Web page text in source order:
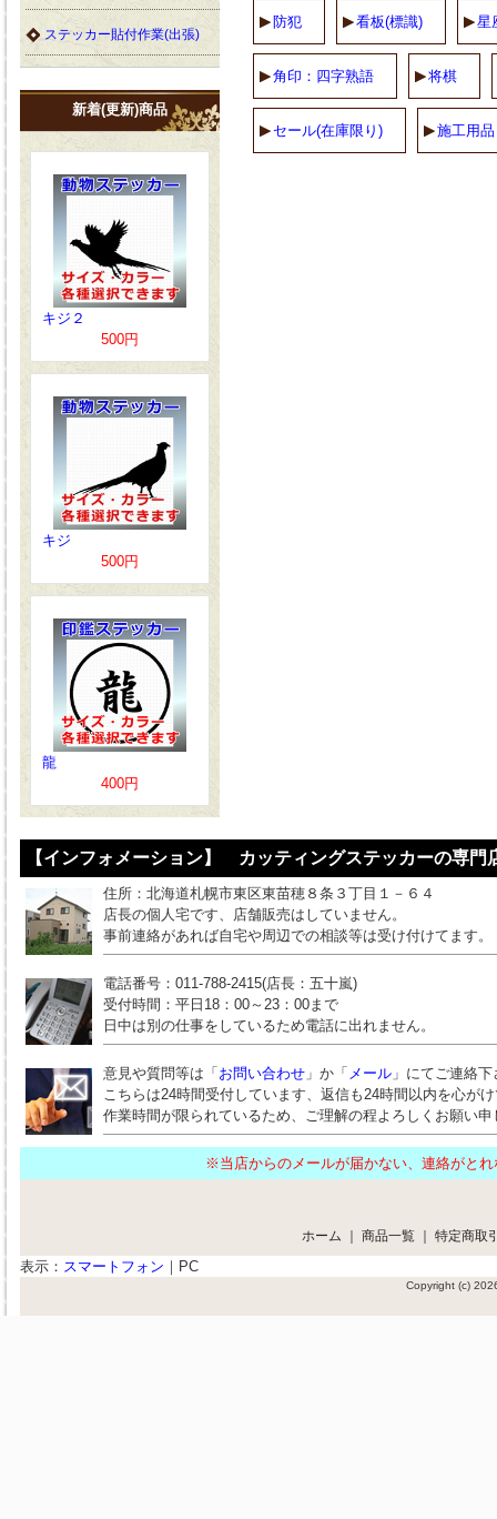
防犯 看板(標識) 星
角印：四字熟語 将棋
セール(在庫限り) 施工用品
ステッカー貼付作業(出張)
新着(更新)商品
キジ２
500円
キジ
500円
龍
400円
【インフォメーション】 カッティングステッカーの専門
住所：北海道札幌市東区東苗穂８条３丁目１－６４
店長の個人宅です、店舗販売はしていません。
事前連絡があれば自宅や周辺での相談等は受け付けてます。
電話番号：011-788-2415(店長：五十嵐)
受付時間：平日18：00～23：00まで
日中は別の仕事をしているため電話に出れません。
意見や質問等は「 お問い合わせ 」か「 メール 」にてご連絡
こちらは24時間受付しています、返信も24時間以内を心が
作業時間が限られているため、ご理解の程よろしくお願い申
※当店からのメールが届かない、連絡が
ホーム ｜ 商品一覧 ｜ 特定商取
表示： スマートフォン ｜ PC
Copyright (c)